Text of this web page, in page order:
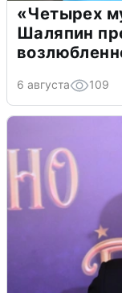
«Четырех
Шаляпин
6 августа 109